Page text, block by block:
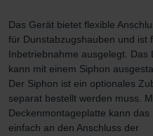
Das Gerät bietet flexible
für Dunstabzugshauben und ist
Inbetriebnahme ausgelegt. Das
kann mit einem Siphon
Der Siphon ist ein optionales
separat bestellt werden muss.
Deckenmontageplatte kann
einfach an den Anschluss der